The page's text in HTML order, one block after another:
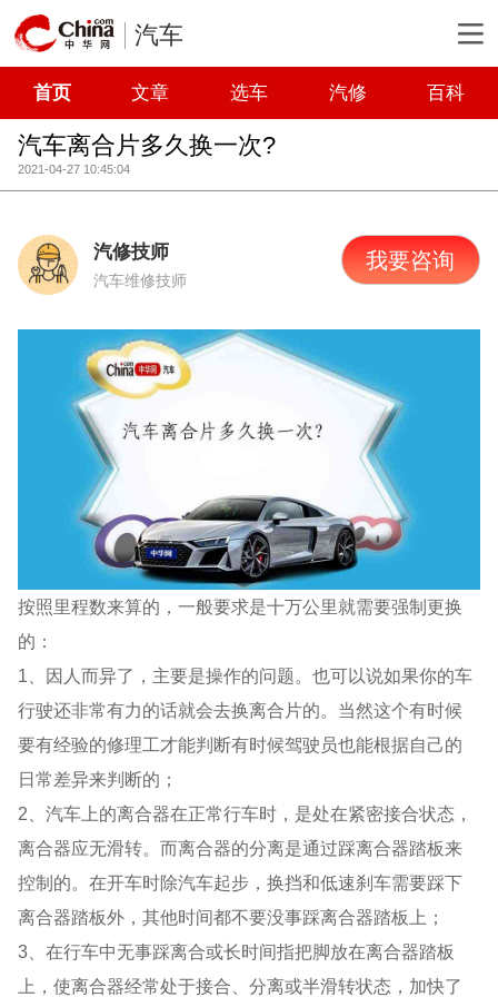
汽车
首页 文章 选车 汽修 百科
汽车离合片多久换一次?
2021-04-27 10:45:04
汽修技师
汽车维修技师
我要咨询
按照里程数来算的，一般要求是十万公里就需要强制更换
的：
1、因人而异了，主要是操作的问题。也可以说如果你的车
行驶还非常有力的话就会去换离合片的。当然这个有时候
要有经验的修理工才能判断有时候驾驶员也能根据自己的
日常差异来判断的；
2、汽车上的离合器在正常行车时，是处在紧密接合状态，
离合器应无滑转。而离合器的分离是通过踩离合器踏板来
控制的。在开车时除汽车起步，换挡和低速刹车需要踩下
离合器踏板外，其他时间都不要没事踩离合器踏板上；
3、在行车中无事踩离合或长时间指把脚放在离合器踏板
上，使离合器经常处于接合、分离或半滑转状态，加快了